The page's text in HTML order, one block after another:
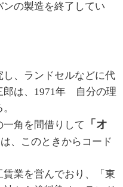
の製造を終了してい
、ランドセルなどに代
郎は、1971年 自分の理
角を間借りして
「オ
、このときからコード
業を営んでおり、「東